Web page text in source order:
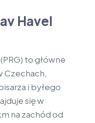
Havel
to główne
Czechach,
i byłego
się w
na zachód od